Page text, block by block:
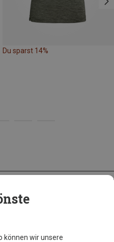
Du sparst 14%
können wir unsere